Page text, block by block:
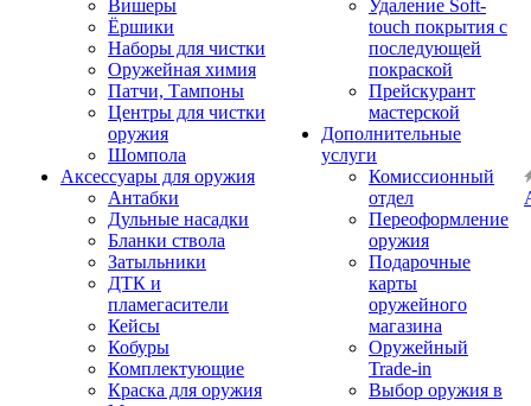
Вишеры
Ёршики
Наборы для чистки
Оружейная химия
Патчи, Тампоны
Центры для чистки
оружия
Шомпола
Аксессуары для оружия
Антабки
Дульные насадки
Бланки ствола
Затыльники
ДТК и
пламегасители
Кейсы
Кобуры
Комплектующие
Краска для оружия
Удаление Soft-
touch покрытия с
последующей
покраской
Прейскурант
мастерской
Дополнительные
услуги
Комиссионный
отдел
Переоформление
оружия
Подарочные
карты
оружейного
магазина
Оружейный
Trade-in
Выбор оружия в